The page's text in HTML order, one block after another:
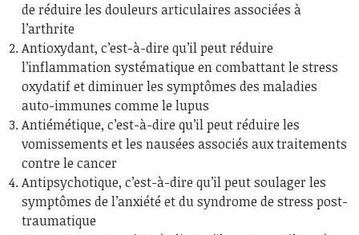
de réduire les douleurs articulaires associées à
l’arthrite
Antioxydant, c’est-à-dire qu’il peut réduire
l’inflammation systématique en combattant le stress
oxydatif et diminuer les symptômes des maladies
auto-immunes comme le lupus
Antiémétique, c’est-à-dire qu’il peut réduire les
vomissements et les nausées associés aux traitements
contre le cancer
Antipsychotique, c’est-à-dire qu’il peut soulager les
symptômes de l’anxiété et du syndrome de stress post-
traumatique